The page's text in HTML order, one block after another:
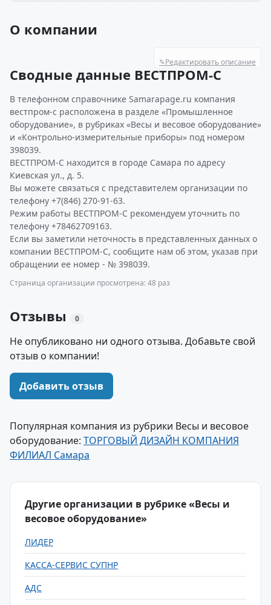
О компании
✎Редактировать описание
Сводные данные ВЕСТПРОМ-С
В телефонном справочнике Samarapage.ru компания
вестпром-с расположена в разделе «Промышленное
оборудование», в рубриках «Весы и весовое оборудование»
и «Контрольно-измерительные приборы» под номером
398039.
ВЕСТПРОМ-С находится в городе Самара по адресу
Киевская ул., д. 5.
Вы можете связаться с представителем организации по
телефону +7(846) 270-91-63.
Режим работы ВЕСТПРОМ-С рекомендуем уточнить по
телефону +78462709163.
Если вы заметили неточность в представленных данных о
компании ВЕСТПРОМ-С, сообщите нам об этом, указав при
обращении ее номер - № 398039.
Страница организации просмотрена: 48 раз
Отзывы 0
Не опубликовано ни одного отзыва. Добавьте свой
отзыв о компании!
Добавить отзыв
Популярная компания из рубрики Весы и весовое
оборудование: ТОРГОВЫЙ ДИЗАЙН КОМПАНИЯ
ФИЛИАЛ Самара
Другие организации в рубрике «Весы и
весовое оборудование»
ЛИДЕР
КАССА-СЕРВИС СУПНР
АДС